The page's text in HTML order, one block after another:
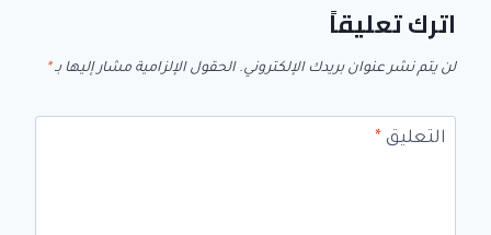
اترك تعليقاً
لن يتم نشر عنوان بريدك الإلكتروني. الحقول الإلزامية مشار إليها بـ *
التعليق *